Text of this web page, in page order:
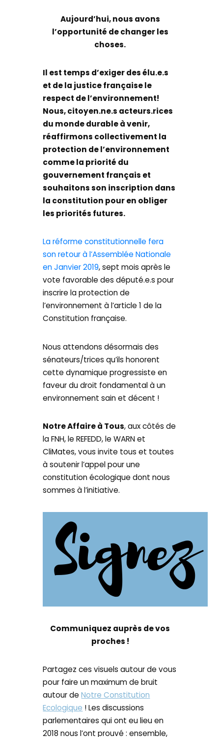
Aujourd’hui, nous avons
l’opportunité de changer les
choses.
Il est temps d’exiger des élu.e.s
et de la justice française le
respect de l’environnement!
Nous, citoyen.ne.s acteurs.rices
du monde durable à venir,
réaffirmons collectivement la
protection de l’environnement
comme la priorité du
gouvernement français et
souhaitons son inscription dans
la constitution pour en obliger
les priorités futures.
La réforme constitutionnelle fera
son retour à l’Assemblée Nationale
en Janvier 2019, sept mois après le
vote favorable des député.e.s pour
inscrire la protection de
l’environnement à l’article 1 de la
Constitution française.
Nous attendons désormais des
sénateurs/trices qu’ils honorent
cette dynamique progressiste en
faveur du droit fondamental à un
environnement sain et décent !
Notre Affaire à Tous, aux côtés de
la FNH, le REFEDD, le WARN et
CliMates, vous invite tous et toutes
à soutenir l’appel pour une
constitution écologique dont nous
sommes à l’initiative.
Communiquez auprès de vos
proches !
Partagez ces visuels autour de vous
pour faire un maximum de bruit
autour deNotre Constitution
Ecologique ! Les discussions
parlementaires qui ont eu lieu en
2018 nous l’ont prouvé : ensemble,